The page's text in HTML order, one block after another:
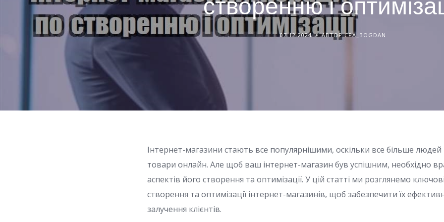
07.12.2024 АВТОР CPA_BOGDAN
Інтернет-магазини стають все популярнішими, оскільки все більше
товари онлайн. Але щоб ваш інтернет-магазин був успішним, необхідно
аспектів його створення та оптимізації. У цій статті ми розглянемо
створення та оптимізації інтернет-магазинів, щоб забезпечити їх
залучення клієнтів.